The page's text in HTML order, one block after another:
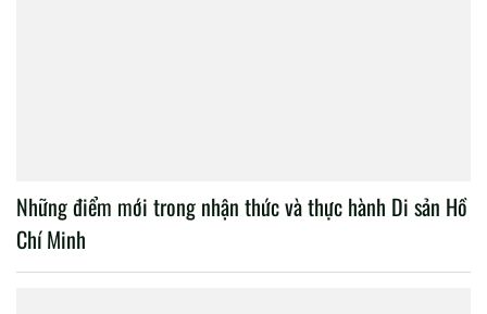
Những điểm mới trong nhận thức và thực hành Di sản Hồ
Chí Minh